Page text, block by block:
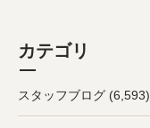
カテゴリ
スタッフブログ (6,593)